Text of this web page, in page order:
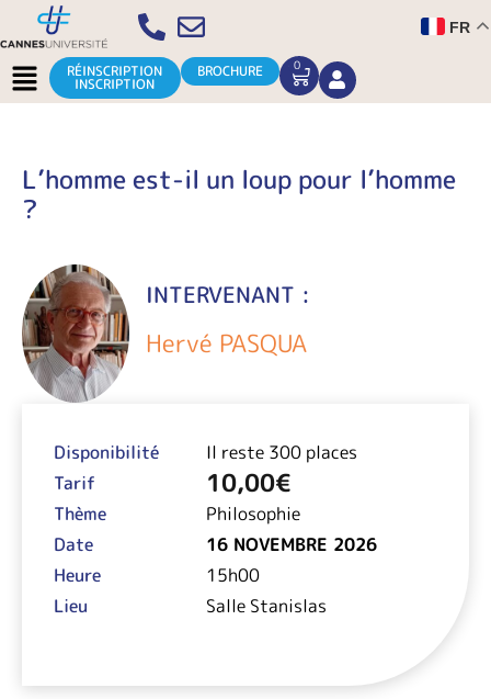
Aller
au
contenu
FR
Menu RÉINSCRIPTION
INSCRIPTION
BROCHURE 0
CART
L’homme est-il un loup pour l’homme
?
INTERVENANT :
Hervé PASQUA
Disponibilité
Il reste 300 places
Tarif
10,00€
Thème
Philosophie
Date
16 NOVEMBRE 2026
Heure
15h00
Lieu
Salle Stanislas